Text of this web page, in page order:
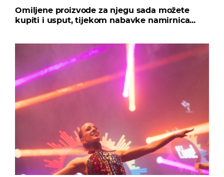
Omiljene proizvode za njegu sada možete
kupiti i usput, tijekom nabavke namirnica...